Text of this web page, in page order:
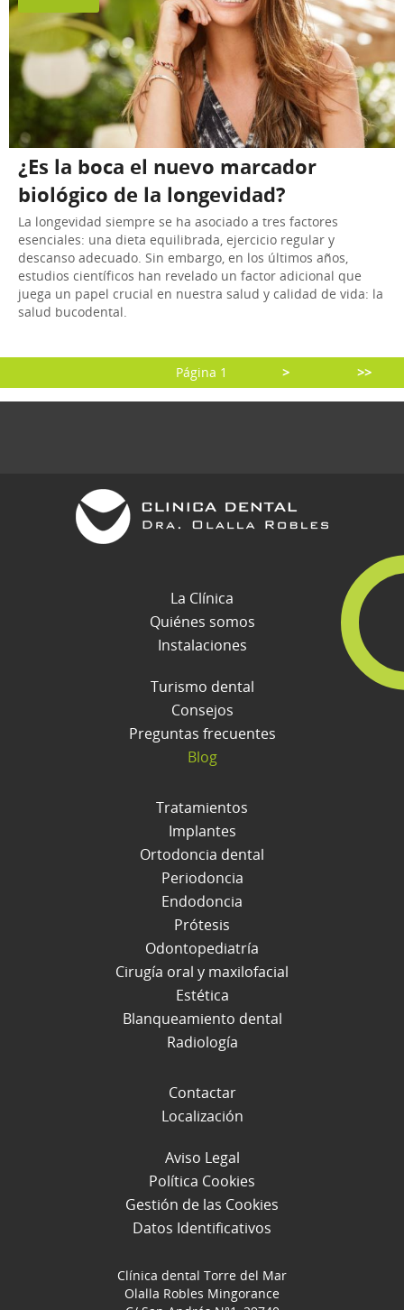
¿Es la boca el nuevo marcador
biológico de la longevidad?
La longevidad siempre se ha asociado a tres factores
esenciales: una dieta equilibrada, ejercicio regular y
descanso adecuado. Sin embargo, en los últimos años,
estudios científicos han revelado un factor adicional que
juega un papel crucial en nuestra salud y calidad de vida: la
salud bucodental.
Página 1 > >>
La Clínica
Quiénes somos
Instalaciones
Turismo dental
Consejos
Preguntas frecuentes
Blog
Tratamientos
Implantes
Ortodoncia dental
Periodoncia
Endodoncia
Prótesis
Odontopediatría
Cirugía oral y maxilofacial
Estética
Blanqueamiento dental
Radiología
Contactar
Localización
Aviso Legal
Política Cookies
Gestión de las Cookies
Datos Identificativos
Clínica dental Torre del Mar
Olalla Robles Mingorance